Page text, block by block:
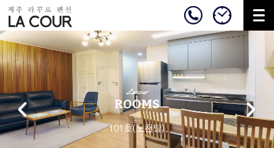
Lacour
ROOMS
101호(노천탕)